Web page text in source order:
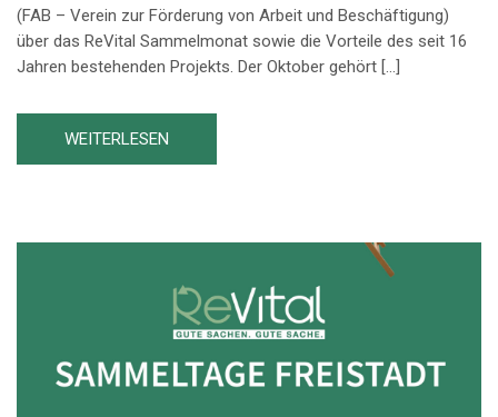
(FAB – Verein zur Förderung von Arbeit und Beschäftigung)
über das ReVital Sammelmonat sowie die Vorteile des seit 16
Jahren bestehenden Projekts. Der Oktober gehört […]
WEITERLESEN